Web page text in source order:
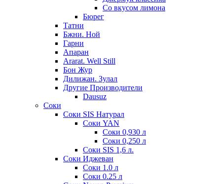
Со вкусом лимона
Бюрег
Татни
Бжни. Ной
Гарни
Апаран
Ararat. Well Still
Бон Жур
Дилижан. Зулал
Другие Производители
Dausuz
Соки
Соки SIS Натурал
Соки YAN
Соки 0,930 л
Соки 0,250 л
Соки SIS 1,6 л.
Соки Иджеван
Соки 1.0 л
Соки 0.25 л